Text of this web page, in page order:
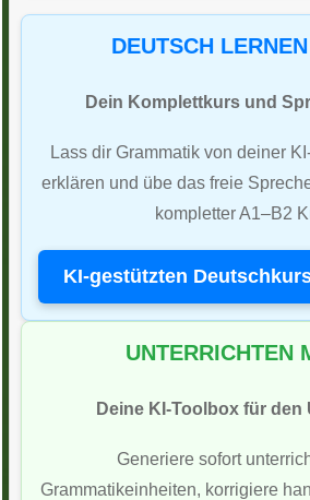
DEUTSCH
Dein Komplettkurs und
Lass dir Grammatik von deiner
erklären und übe das freie
kompletter A1–B2
KI-gestützten
UNTERRICHTEN
Deine KI-Toolbox für den
Generiere sofort
Grammatikeinheiten, korrigiere